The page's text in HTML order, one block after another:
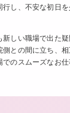
行し、不安な初日
新しい職場で出た
側との間に立ち、
でのスムーズなお